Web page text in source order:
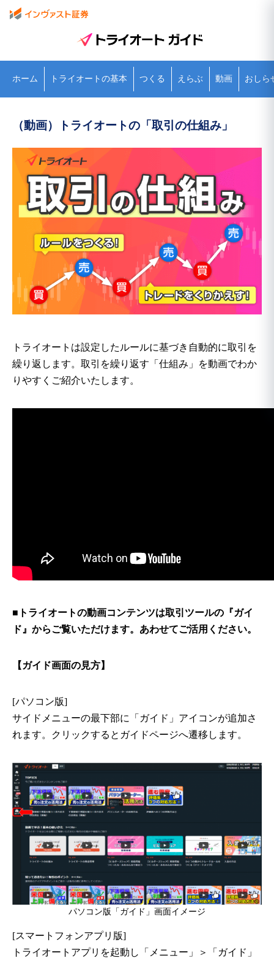
ホーム トライオートの基本 つくる えらぶ 動画 おしら
（動画）トライオートの「取引の仕組み」
トライオートは設定したルールに基づき自動的に取引を
繰り返します。取引を繰り返す「仕組み」を動画でわか
りやすくご紹介いたします。
■ トライオートの動画コンテンツは取引ツールの『ガイ
ド』からご覧いただけます。あわせてご活用ください。
【ガイド画面の見方】
[パソコン版]
サイドメニューの最下部に「ガイド」アイコンが追加さ
れます。クリックするとガイドページへ遷移します。
パソコン版「ガイド」画面イメージ
[スマートフォンアプリ版]
トライオートアプリを起動し「メニュー」＞「ガイド」